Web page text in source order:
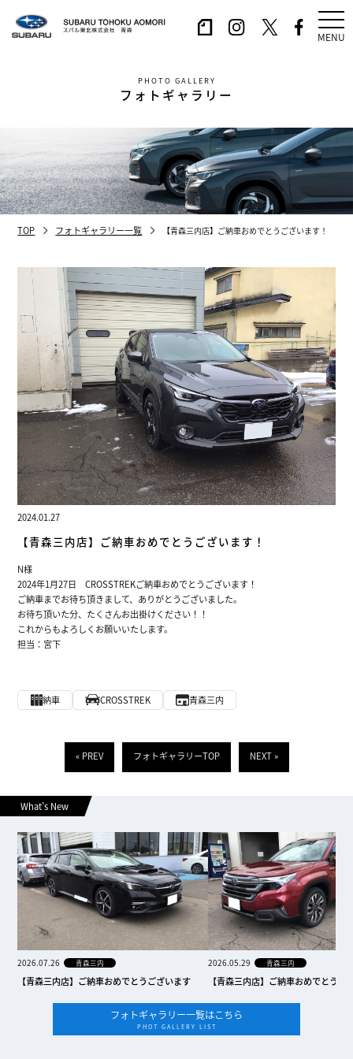
MENU
PHOTO GALLERY
フォトギャラリー
TOP フォトギャラリー一覧 【青森三内店】ご納車おめでとうございます！
2024.01.27
【青森三内店】ご納車おめでとうございます！
N様
2024年1月27日 CROSSTREKご納車おめでとうございます！
ご納車までお待ち頂きまして、ありがとうございました。
お待ち頂いた分、たくさんお出掛けください！！
これからもよろしくお願いいたします。
担当：宮下
納車 CROSSTREK 青森三内
« PREV フォトギャラリーTOP NEXT »
What’s New
2026.07.26 青森三内
【青森三内店】ご納車おめでとうございます
2026.05.29 青森三内
【青森三内店】ご納車おめでとうご
フォトギャラリー一覧はこちら
PHOT GALLERY LIST